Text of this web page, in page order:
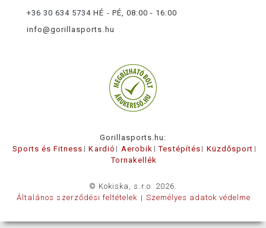
+36 30 634 5734 HÉ - PÉ, 08:00 - 16:00
info@gorillasports.hu
Gorillasports.hu:
Sports és Fitness
Kardió Aerobik Testépítés
Küzdősport
Tornakellék
© Kokiska, s.r.o. 2026.
Általános szerződési feltételek
Személyes adatok védelme